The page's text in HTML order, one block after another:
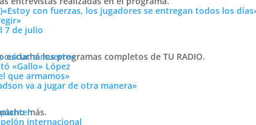
«Estoy con fuerzas, los jugadores se entregan todos los
7 de julio
los programas completos de TU RADIO.
cuidar a muerte»
«Gallo» López
que armamos»
va a jugar de otra manera»
más.
internacional
Libertadores, el plantel de
concentrados para el
Diaz, Damonte, Arismendi,